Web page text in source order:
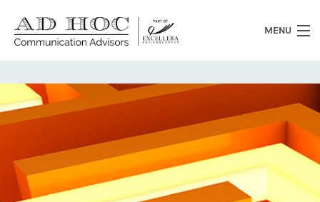
MENU
Chi siamo
Cosa facciamo
News